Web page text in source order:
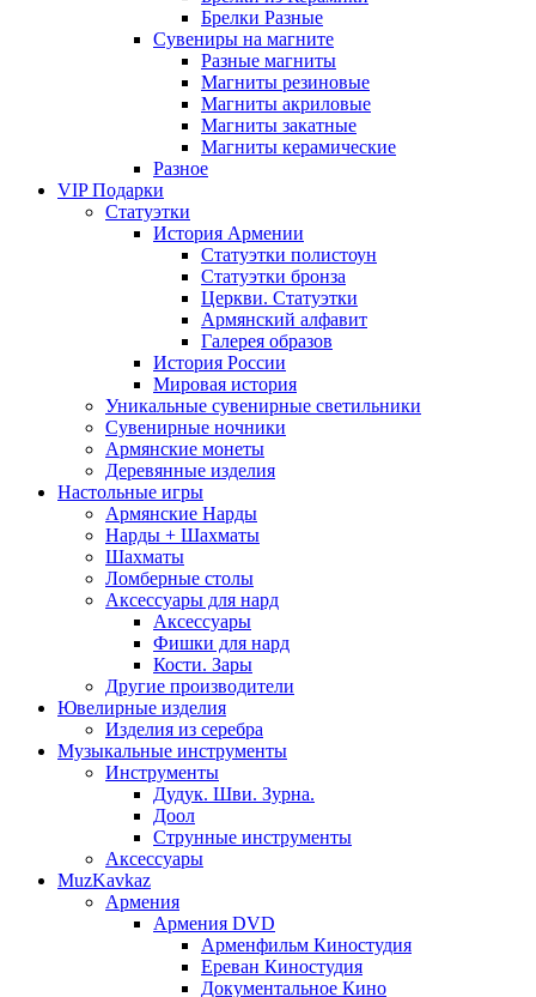
Брелки Разные
Сувениры на магните
Разные магниты
Магниты резиновые
Магниты акриловые
Магниты закатные
Магниты керамические
Разное
VIP Подарки
Статуэтки
История Армении
Статуэтки полистоун
Статуэтки бронза
Церкви. Статуэтки
Армянский алфавит
Галерея образов
История России
Мировая история
Уникальные сувенирные светильники
Сувенирные ночники
Армянские монеты
Деревянные изделия
Настольные игры
Армянские Нарды
Нарды + Шахматы
Шахматы
Ломберные столы
Аксессуары для нард
Аксессуары
Фишки для нард
Кости. Зары
Другие производители
Ювелирные изделия
Изделия из серебра
Музыкальные инструменты
Инструменты
Дудук. Шви. Зурна.
Доол
Струнные инструменты
Аксессуары
MuzKavkaz
Армения
Армения DVD
Арменфильм Киностудия
Ереван Киностудия
Документальное Кино